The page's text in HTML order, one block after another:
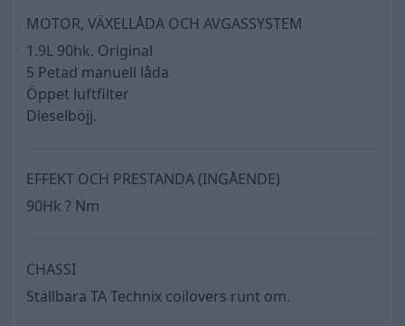
MOTOR, VÄXELLÅDA OCH AVGASSYSTEM
1.9L 90hk. Original
5 Petad manuell låda
Öppet luftfilter
Dieselböjj.
EFFEKT OCH PRESTANDA (INGÅENDE)
90Hk ? Nm
CHASSI
Ställbara TA Technix coilovers runt om.